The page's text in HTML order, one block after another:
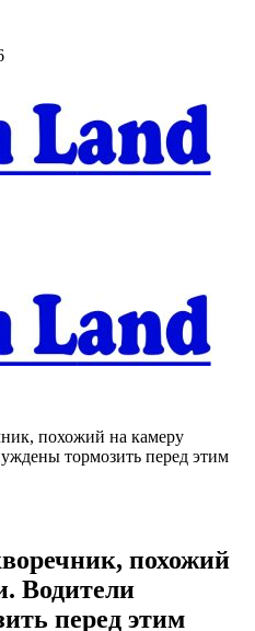
похожий на камеру
тормозить перед этим
похожий
Водители
перед этим